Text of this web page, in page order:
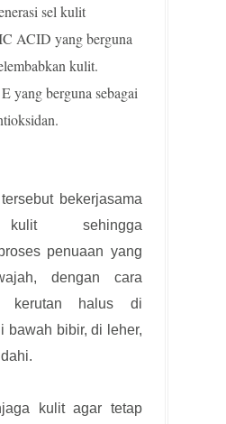
sel kulit
ACID yang berguna
kulit.
yang berguna sebagai
bekerjasama
sehingga
penuaan yang
dengan cara
kerutan halus di
bawah bibir, di leher,
kulit agar tetap